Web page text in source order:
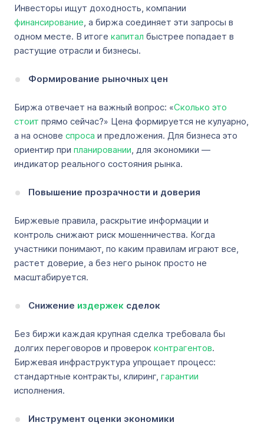
Инвесторы ищут доходность, компании
финансирование , а биржа соединяет эти запросы в
одном месте. В итоге капитал быстрее попадает в
растущие отрасли и бизнесы.
Формирование рыночных цен
Биржа отвечает на важный вопрос: «Сколько это
стоит прямо сейчас?» Цена формируется не кулуарно,
а на основе спроса и предложения. Для бизнеса это
ориентир при планировании , для экономики —
индикатор реального состояния рынка.
Повышение прозрачности и доверия
Биржевые правила, раскрытие информации и
контроль снижают риск мошенничества. Когда
участники понимают, по каким правилам играют все,
растет доверие, а без него рынок просто не
масштабируется.
Снижение издержек сделок
Без биржи каждая крупная сделка требовала бы
долгих переговоров и проверок контрагентов.
Биржевая инфраструктура упрощает процесс:
стандартные контракты, клиринг, гарантии
исполнения.
Инструмент оценки экономики